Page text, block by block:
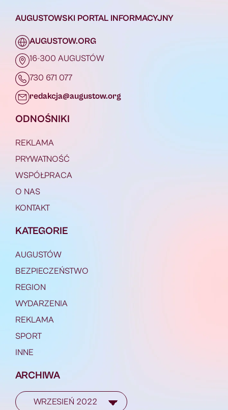
AUGUSTOWSKI PORTAL INFORMACYJNY
AUGUSTOW.ORG
16-300 AUGUSTÓW
730 671 077
redakcja@augustow.org
ODNOŚNIKI
REKLAMA
PRYWATNOŚĆ
WSPÓŁPRACA
O NAS
KONTAKT
KATEGORIE
AUGUSTÓW
BEZPIECZEŃSTWO
REGION
WYDARZENIA
REKLAMA
SPORT
INNE
ARCHIWA